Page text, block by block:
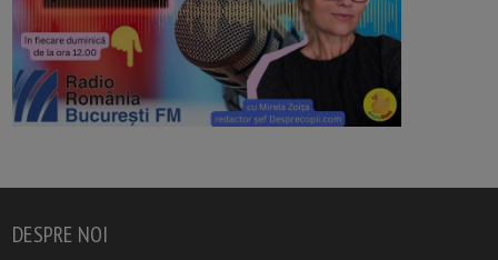
DESPRE NOI